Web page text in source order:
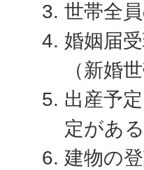
世帯全
婚姻届
（新婚
出産予
定があ
建物の